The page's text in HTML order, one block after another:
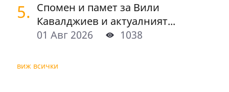
5. Спомен и памет за Вили
Кавалджиев и актуалният...
01 Авг 2026
1038
виж всички